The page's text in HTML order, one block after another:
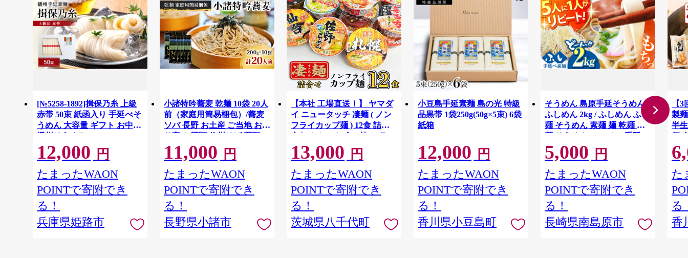
[№5258-1892]揖保乃糸 上級
赤帯 50束 紙函入り 手延べそ
うめん 大容量 ギフト お中元
播州そうめん
12,000 円
たまったWAON
POINTで寄附でき
る！
兵庫県姫路市
小諸特吟蕎麦 乾麺 10袋 20人
前（家庭用簡易梱包）/蕎麦
ソバ 長野 お土産 ご当地 お取
り寄せ 麺類 信州そば 麺類
11,000 円
たまったWAON
POINTで寄附でき
る！
長野県小諸市
【本社 工場直送！】 ヤマダ
イ ニュータッチ 凄麺 ( ノン
フライカップ麺 ) 12食 詰め
合わせ セット 食べ比べ ラー
メン カップ麺 カップラーメ
ン インスタント 即席麺 非常
食 保存食 常温 保存 防災 備
蓄 [AH014ya]
13,000 円
たまったWAON
POINTで寄附でき
る！
茨城県八千代町
小豆島手延素麺 島の光 特級
品黒帯 1袋250g(50g×5束) 6袋
紙箱
12,000 円
たまったWAON
POINTで寄附でき
る！
香川県小豆島町
そうめん 島原手延そうめん
ふしめん 2kg / ふしめん ふし
麺 そうめん 素麺 麺 乾麺 素
麺 そうめん ソーメン 手延べ
麺 島原そうめん 手延べそう
めん 5000円 5000 / 南島原市 /
ふるせ [SAQ015]
5,000 円
たまったWAON
POINTで寄附でき
る！
長崎県南島原市
【
製
半
便
人
ル
川
三
た
る
香